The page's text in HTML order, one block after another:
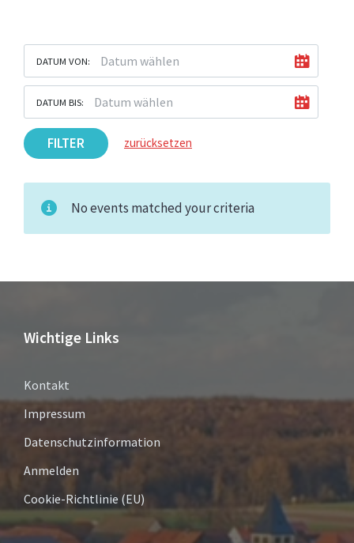
DATUM VON:
DATUM BIS:
FILTER zurücksetzen
No events matched your criteria
Wichtige Links
Kontakt
Impressum
Datenschutzinformation
Anmelden
Cookie-Richtlinie (EU)